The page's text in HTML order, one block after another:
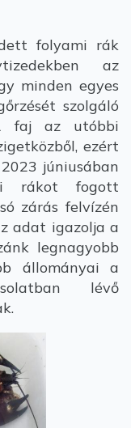
folyami rák
az
minden egyes
szolgáló
faj az utóbbi
ezért
júniusában
rákot fogott
zárás felvízén
adat igazolja a
legnagyobb
állományai a
lévő